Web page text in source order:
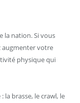
la nation. Si vous
augmenter votre
physique qui
la brasse, le crawl, le